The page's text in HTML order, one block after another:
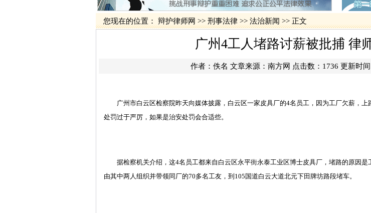
您现在的位置： 辩护律师网 >> 刑事法律 >> 法治新闻 >> 正文
广州4工人堵路讨薪被批捕 律
作者：佚名 文章来源： 南方网 点击数： 1736 更新时
广州市白云区检察院昨天向媒体披露，白云区一家皮具厂的4名员工，因为工厂欠薪，上
处罚过于严厉，如果是治安处罚会合适些。
据检察机关介绍，这4名员工都来自白云区永平街永泰工业区博士皮具厂，堵路的原因是
由其中两人组织并带领同厂的70多名工友，到105国道白云大道北元下田牌坊路段堵车。